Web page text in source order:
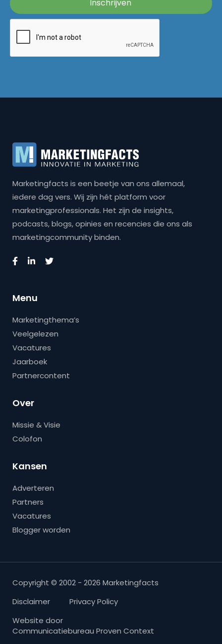
Marketingfacts is een beetje van ons allemaal,
iedere dag vers. Wij zijn hét platform voor
marketingprofessionals. Het zijn de insights,
podcasts, blogs, opinies en recencies die ons als
marketingcommunity binden.
Menu
Marketingthema’s
Veelgelezen
Vacatures
Jaarboek
Partnercontent
Over
Missie & Visie
Colofon
Kansen
Adverteren
Partners
Vacatures
Blogger worden
Copyright © 2002 - 2026 Marketingfacts
Disclaimer
Privacy Policy
Website door
Communicatiebureau Proven Context